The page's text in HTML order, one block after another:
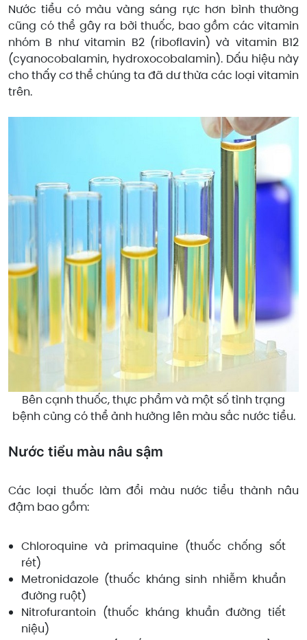
Nước tiểu có màu vàng sáng rực hơn bình thường
cũng có thể gây ra bởi thuốc, bao gồm các vitamin
nhóm B như vitamin B2 (riboflavin) và vitamin B12
(cyanocobalamin, hydroxocobalamin). Dấu hiệu này
cho thấy cơ thể chúng ta đã dư thừa các loại vitamin
trên.
Bên cạnh thuốc, thực phẩm và một số tình trạng
bệnh củng có thể ảnh hưởng lên màu sắc nước tiểu.
Nước tiểu màu nâu sậm
Các loại thuốc làm đổi màu nước tiểu thành nâu
đậm bao gồm:
Chloroquine và primaquine (thuốc chống sốt
rét)
Metronidazole (thuốc kháng sinh nhiễm khuẩn
đường ruột)
Nitrofurantoin (thuốc kháng khuẩn đường tiết
niệu)